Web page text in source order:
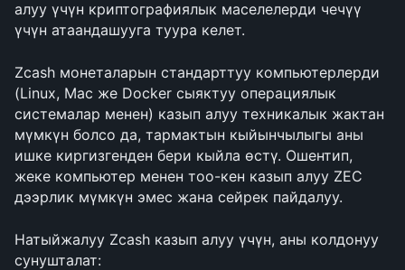
алуу үчүн криптографиялык маселелерди чечүү
үчүн атаандашууга туура келет.
Zcash монеталарын стандарттуу компьютерлерди
(Linux, Mac же Docker сыяктуу операциялык
системалар менен) казып алуу техникалык жактан
мүмкүн болсо да, тармактын кыйынчылыгы аны
ишке киргизгенден бери кыйла өстү. Ошентип,
жеке компьютер менен тоо-кен казып алуу ZEC
дээрлик мүмкүн эмес жана сейрек пайдалуу.
Натыйжалуу Zcash казып алуу үчүн, аны колдонуу
сунушталат: